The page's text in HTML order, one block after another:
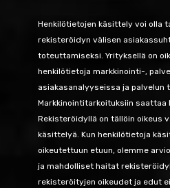
Henkilötietojen käsittely voi olla
rekisteröidyn välisen
toteuttamiseksi. Yrityksellä on
henkilötietoja markkinointi-,
asiakasanalyyseissa ja palvelun
Markkinointitarkoituksiin
Rekisteröidyllä on tällöin oikeus
käsittelyä. Kun henkilötietoja
oikeutettuun etuun, olemme
ja mahdolliset haitat
rekisteröityjen oikeudet ja edut